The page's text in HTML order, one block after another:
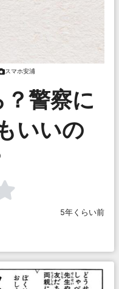
スマホ安浦
警察に
いいの
5年くらい前